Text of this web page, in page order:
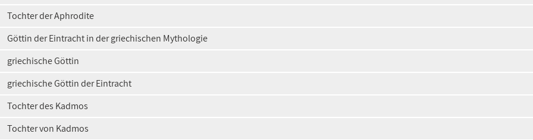
Tochter der Aphrodite
Göttin der Eintracht in der griechischen Mythologie
griechische Göttin
griechische Göttin der Eintracht
Tochter des Kadmos
Tochter von Kadmos